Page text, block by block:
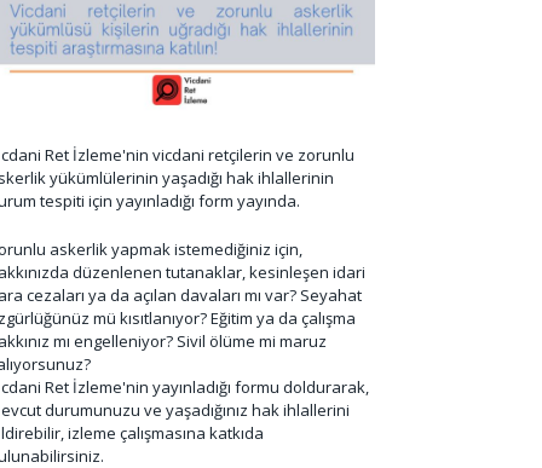
Ret İzleme'nin vicdani retçilerin ve zorunlu
yükümlülerinin yaşadığı hak ihlallerinin
tespiti için yayınladığı form yayında.
askerlik yapmak istemediğiniz için,
düzenlenen tutanaklar, kesinleşen idari
cezaları ya da açılan davaları mı var? Seyahat
mü kısıtlanıyor? Eğitim ya da çalışma
mı engelleniyor? Sivil ölüme mi maruz
Ret İzleme'nin yayınladığı formu doldurarak,
durumunuzu ve yaşadığınız hak ihlallerini
izleme çalışmasına katkıda